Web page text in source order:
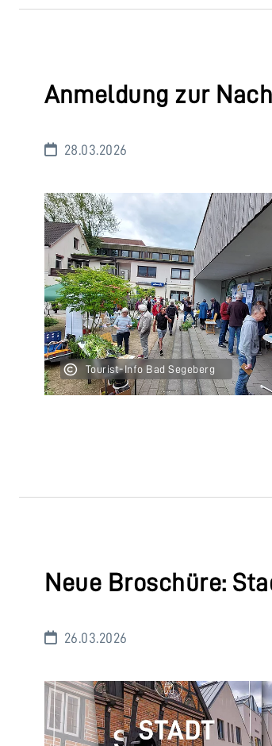
Anmeldung zur
28.03.2026
Tourist-Info Bad Segeberg
Neue Broschüre:
26.03.2026